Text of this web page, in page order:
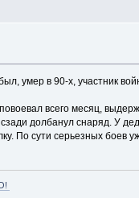
умер в 90-х, участник
всего месяц,
долбанул снаряд. У
По сути серьезных боев